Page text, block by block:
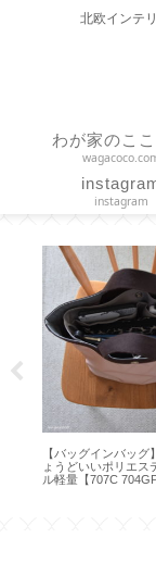
北欧インテ
わが家のここ
instagram
【 STARBUCKS
トレーでアイスコ
オレ【アルファベ